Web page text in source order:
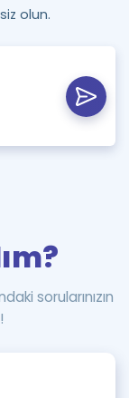
olun.
sorularınızın